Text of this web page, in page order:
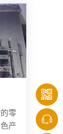
零
产